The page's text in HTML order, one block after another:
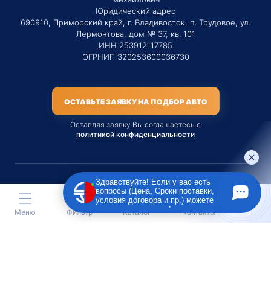
Юридический адрес
690910, Приморский край, г. Владивосток, п. Трудовое, ул.
Лермонтова, дом № 37, кв. 101
ИНН 253912117785
ОГРНИП 320253600036730
ОСТАВЬТЕ ЗАЯВКУ НА ПОДБОР АВТО
Оставляя заявку Вы соглашаетесь с
политикой конфиденциальности
Материалы данного сайта являются публичной офертой
только на услугу сопровождения Агентом приобретения
транспортного средства Клиентом.
Меню Фильтр Каталог Контакты
Здравствуйте! Если у вас есть
вопросы (Цена, Сроки поставки,
условия договора и пр.) можете
задать их мне в чат!